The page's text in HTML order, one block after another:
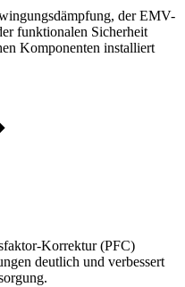
der EMV-
funktionalen Sicherheit
Komponenten installiert
Korrektur (PFC)
deutlich und verbessert